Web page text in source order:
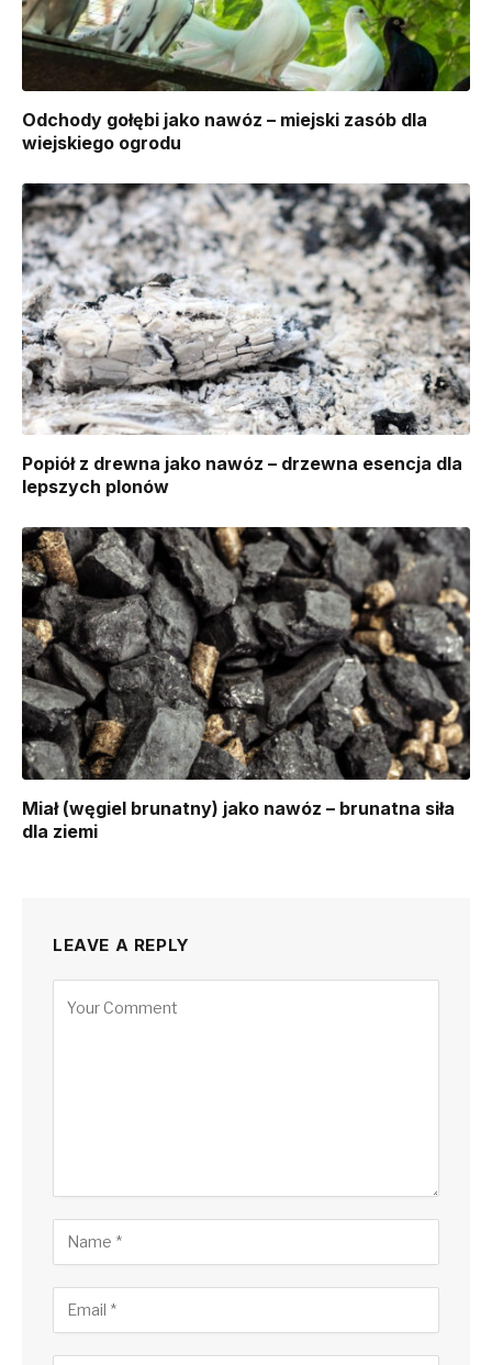
Odchody gołębi jako nawóz – miejski zasób dla
wiejskiego ogrodu
Popiół z drewna jako nawóz – drzewna esencja dla
lepszych plonów
Miał (węgiel brunatny) jako nawóz – brunatna siła
dla ziemi
LEAVE A REPLY